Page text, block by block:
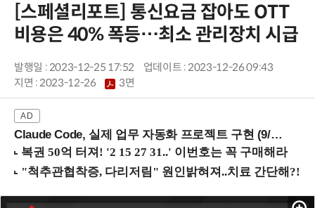
[스페셜리포트] 통신요금 잡아도 OTT
비용은 40% 폭등…최소 관리장치 시급
발행일 : 2023-12-25 17:52
업데이트 : 2023-12-26 09:43
지면 :2023-12-26 3면
Claude Code, 실제 업무 자동화 프로젝트 구현 (9/16 ~17 강남역)